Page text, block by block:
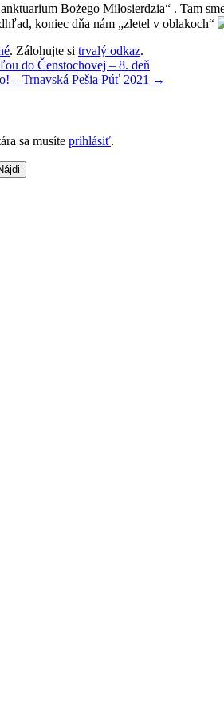
Bożego Miłosierdzia“ . Tam
koniec dňa nám „zletel v oblakoch“
. Zálohujte si trvalý odkaz.
do Čenstochovej – 8. deň
– Trnavská Pešia Púť 2021 →
sa musíte prihlásiť.